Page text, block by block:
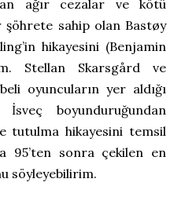
ağır cezalar ve kötü
şöhrete sahip olan Bastøy
hikayesini (Benjamin
Stellan Skarsgård ve
oyuncuların yer aldığı
boyunduruğundan
tutulma hikayesini temsil
95’ten sonra çekilen en
söyleyebilirim.